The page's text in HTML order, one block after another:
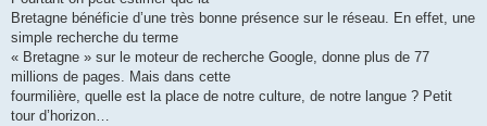
Bretagne bénéficie d’une très bonne présence sur le réseau. En effet, une
simple recherche du terme
« Bretagne » sur le moteur de recherche Google, donne plus de 77
millions de pages. Mais dans cette
fourmilière, quelle est la place de notre culture, de notre langue ? Petit
tour d’horizon…